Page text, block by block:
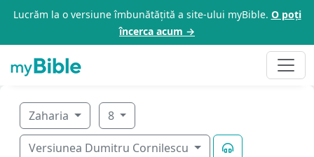
Lucrăm la o versiune îmbunătățită a site-ului myBible. O poți
încerca acum →
Zaharia 8
Versiunea Dumitru Cornilescu